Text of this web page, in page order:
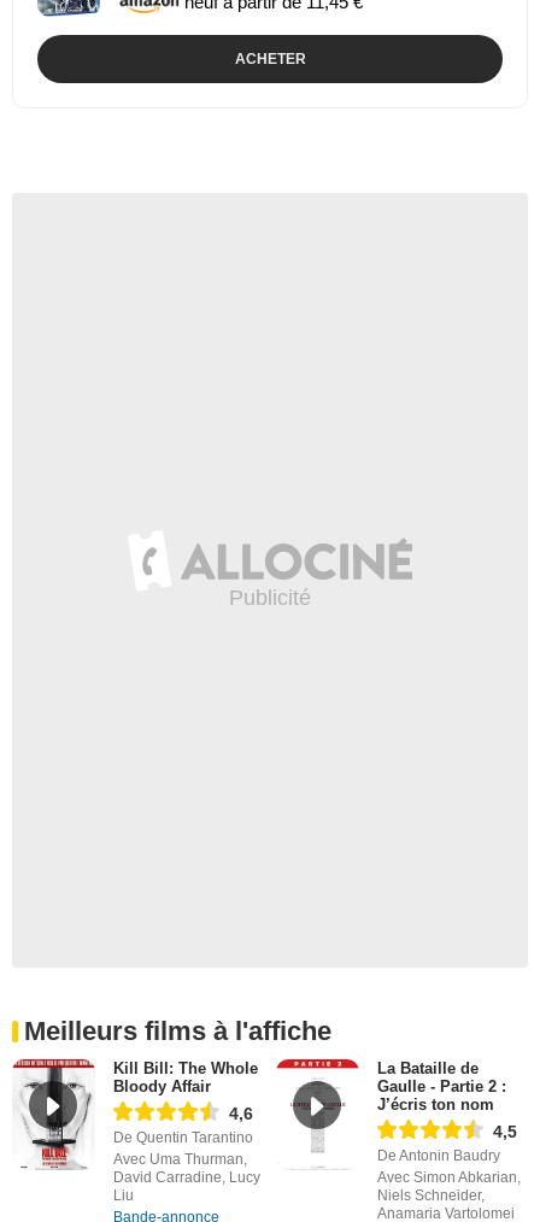
ACHETER
Meilleurs films à l'affiche
Kill Bill: The Whole
Bloody Affair
4,6
De Quentin Tarantino
Avec Uma Thurman,
David Carradine, Lucy
Liu
Bande-annonce
La Bataille de
Gaulle - Partie 2 :
J’écris ton nom
4,5
De Antonin Baudry
Avec Simon Abkarian,
Niels Schneider,
Anamaria Vartolomei